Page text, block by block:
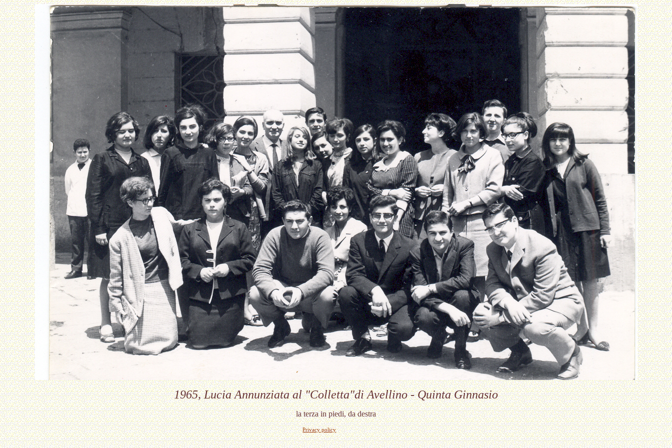
1965, Lucia Annunziata al "Colletta"di Avellino - Quinta Ginnasio
la terza in piedi, da destra
Privacy policy